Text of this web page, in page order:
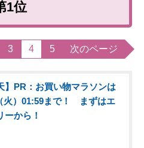
1位
3 4 5 次のページ
】PR：お買い物マラソンは
火）01:59まで！ まずはエ
ーから！